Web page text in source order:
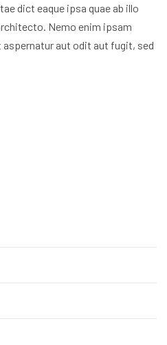
dict eaque ipsa quae ab illo
Nemo enim ipsam
aut odit aut fugit, sed